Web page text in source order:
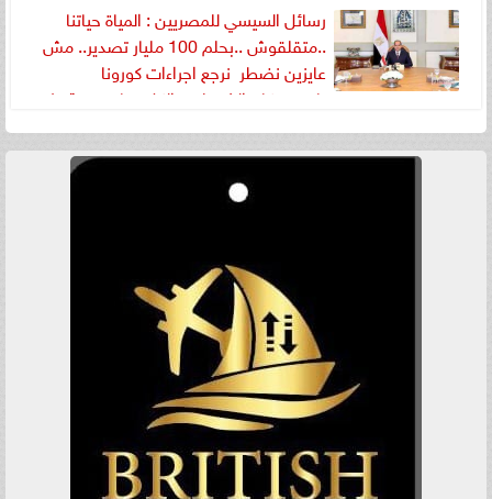
رسائل السيسي للمصريين : المياة حياتنا
..متقلقوش ..بحلم 100 مليار تصدير.. مش
عايزين نضطر نرجع اجراءات كورونا
تاني..سكان الشربتلي ..الكل هياخد حقة ..لا